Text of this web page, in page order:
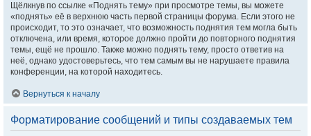
Щёлкнув по ссылке «Поднять тему» при просмотре темы, вы можете
«поднять» её в верхнюю часть первой страницы форума. Если этого не
происходит, то это означает, что возможность поднятия тем могла быть
отключена, или время, которое должно пройти до повторного поднятия
темы, ещё не прошло. Также можно поднять тему, просто ответив на
неё, однако удостоверьтесь, что тем самым вы не нарушаете правила
конференции, на которой находитесь.
Вернуться к началу
Форматирование сообщений и типы создаваемых тем